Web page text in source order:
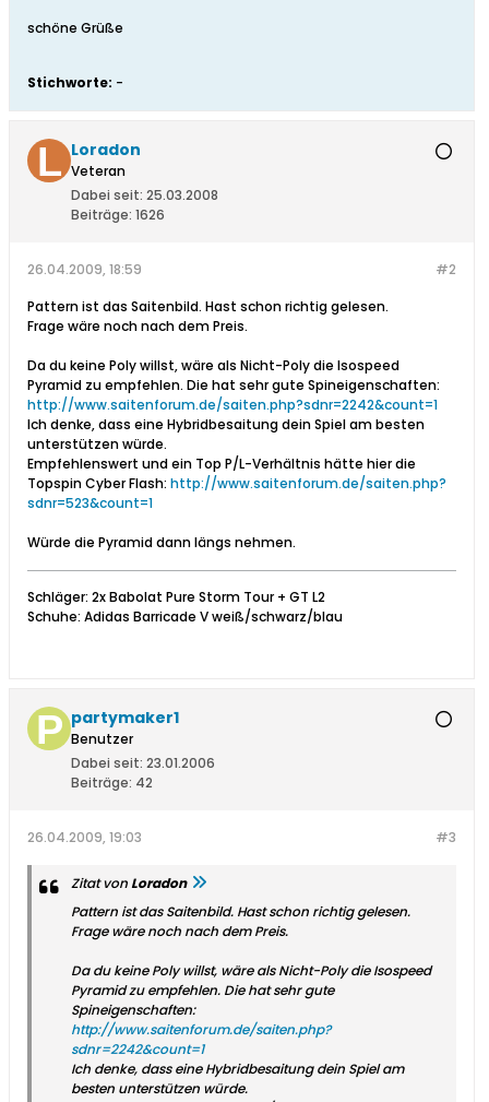
schöne Grüße
Stichworte: -
Loradon
Veteran
Dabei seit: 25.03.2008
Beiträge: 1626
#2
26.04.2009, 18:59
Pattern ist das Saitenbild. Hast schon richtig gelesen.
Frage wäre noch nach dem Preis.
Da du keine Poly willst, wäre als Nicht-Poly die Isospeed
Pyramid zu empfehlen. Die hat sehr gute Spineigenschaften:
http://www.saitenforum.de/saiten.php?sdnr=2242&count=1
Ich denke, dass eine Hybridbesaitung dein Spiel am besten
unterstützen würde.
Empfehlenswert und ein Top P/L-Verhältnis hätte hier die
Topspin Cyber Flash: http://www.saitenforum.de/saiten.php?
sdnr=523&count=1
Würde die Pyramid dann längs nehmen.
Schläger: 2x Babolat Pure Storm Tour + GT L2
Schuhe: Adidas Barricade V weiß/schwarz/blau
partymaker1
Benutzer
Dabei seit: 23.01.2006
Beiträge: 42
#3
26.04.2009, 19:03
Zitat vonLoradon
Pattern ist das Saitenbild. Hast schon richtig gelesen.
Frage wäre noch nach dem Preis.
Da du keine Poly willst, wäre als Nicht-Poly die Isospeed
Pyramid zu empfehlen. Die hat sehr gute
Spineigenschaften:
http://www.saitenforum.de/saiten.php?
sdnr=2242&count=1
Ich denke, dass eine Hybridbesaitung dein Spiel am
besten unterstützen würde.